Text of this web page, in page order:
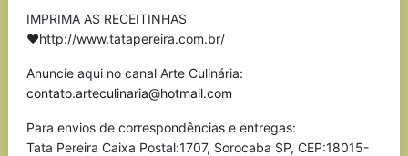
IMPRIMA AS RECEITINHAS
❤http://www.tatapereira.com.br/
Anuncie aqui no canal Arte Culinária:
contato.arteculinaria@hotmail.com
Para envios de correspondências e entregas:
Tata Pereira Caixa Postal:1707, Sorocaba SP, CEP:18015-